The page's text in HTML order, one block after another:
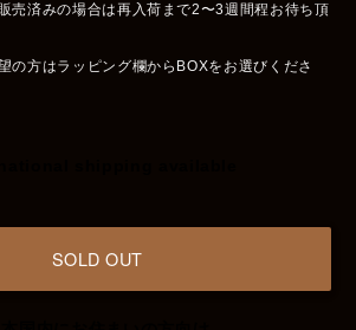
売済みの場合は再入荷まで2〜3週間程お待ち頂
の方はラッピング欄からBOXをお選びくださ
SOLD OUT